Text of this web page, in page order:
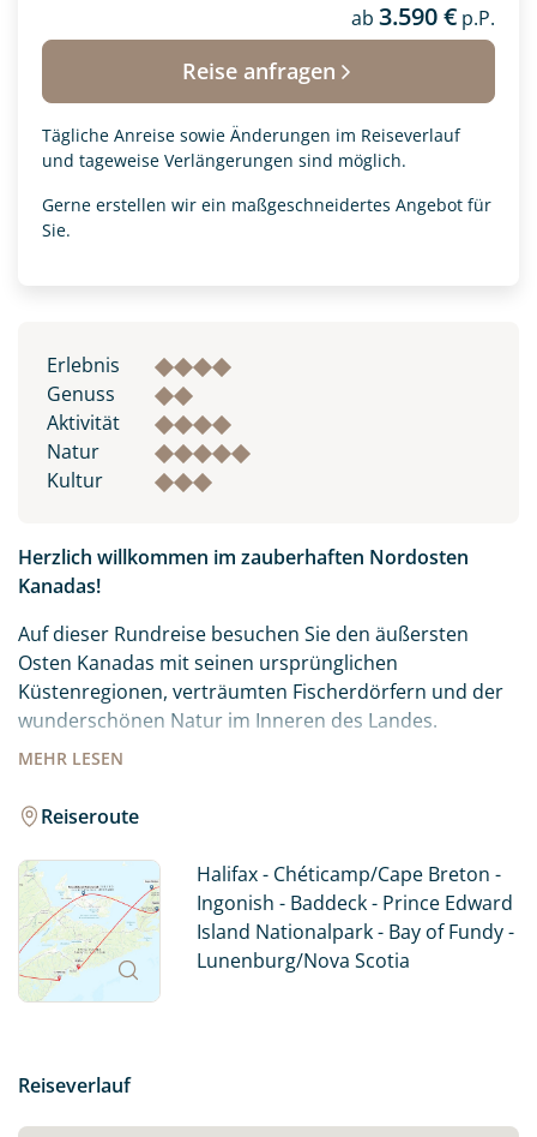
ab 3.590 € p.P.
Reise anfragen
Tägliche Anreise sowie Änderungen im Reiseverlauf
und tageweise Verlängerungen sind möglich.
Gerne erstellen wir ein maßgeschneidertes Angebot für
Sie.
Erlebnis
Genuss
Aktivität
Natur
Kultur
MEHR LESEN
Herzlich willkommen im zauberhaften Nordosten
Kanadas!
Auf dieser Rundreise besuchen Sie den äußersten
Osten Kanadas mit seinen ursprünglichen
Küstenregionen, verträumten Fischerdörfern und der
wunderschönen Natur im Inneren des Landes.
Eher untypisch für den klassischen Kanadaurlaub, aber
Küstenlänge von rund 7.600 Kilometern mit
feinsandigen und kilometerlangen Sandstränden bis
hin zu kleinen Buchten.
Die kleine Insel Prince Edward Island im Golf von St.
Lawrence ist ein atemberaubendes Reiseziel mit einer
sanften Landschaft, keltischem Einfluss und gleichzeitig
als Geburtsort von Kanada bekannt, denn hier wurde
New Brunswick - das klingt doch wie..? Richtig. Nach
Reiseroute
Halifax - Chéticamp/Cape Breton -
Ingonish - Baddeck - Prince Edward
Island Nationalpark - Bay of Fundy -
Lunenburg/Nova Scotia
Reiseverlauf